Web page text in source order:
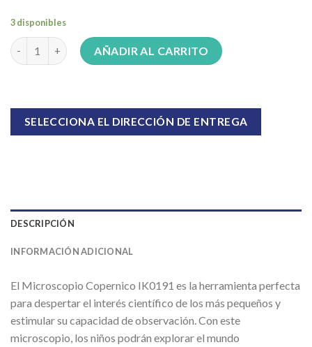
3 disponibles
Microscopio Copernico IK0191 cantidad
AÑADIR AL CARRITO
SELECCIONA EL DIRECCIÓN DE ENTREGA
DESCRIPCIÓN
INFORMACIÓN ADICIONAL
El Microscopio Copernico IK0191 es la herramienta perfecta
para despertar el interés científico de los más pequeños y
estimular su capacidad de observación. Con este
microscopio, los niños podrán explorar el mundo